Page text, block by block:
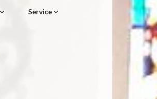
Service